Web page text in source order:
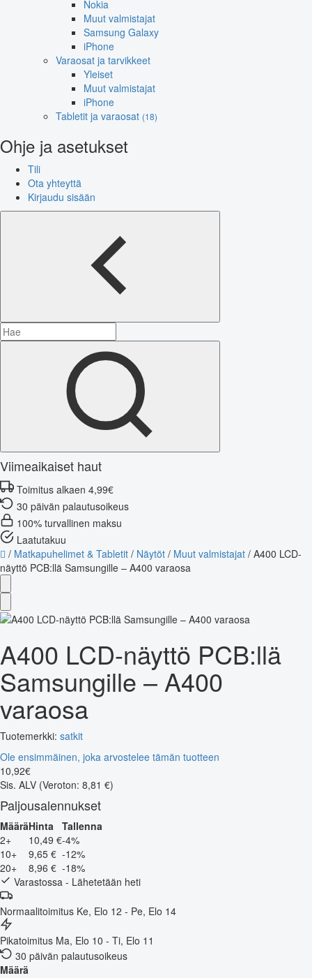
Nokia
Muut valmistajat
Samsung Galaxy
iPhone
Varaosat ja tarvikkeet
Yleiset
Muut valmistajat
iPhone
Tabletit ja varaosat (18)
Ohje ja asetukset
Tili
Ota yhteyttä
Kirjaudu sisään
Viimeaikaiset haut
Toimitus alkaen 4,99€
30 päivän palautusoikeus
100% turvallinen maksu
Laatutakuu
/ Matkapuhelimet & Tabletit / Näytöt / Muut valmistajat / A400 LCD-
näyttö PCB:llä Samsungille – A400 varaosa
A400 LCD-näyttö PCB:llä
Samsungille – A400
varaosa
Tuotemerkki: satkit
Ole ensimmäinen, joka arvostelee tämän tuotteen
10,92€
Sis. ALV (Veroton: 8,81 €)
Paljousalennukset
MääräHinta Tallenna
2+
10,49 €-4%
10+
9,65 € -12%
20+
8,96 € -18%
Varastossa - Lähetetään heti
Normaalitoimitus Ke, Elo 12 - Pe, Elo 14
Pikatoimitus Ma, Elo 10 - Ti, Elo 11
30 päivän palautusoikeus
Määrä